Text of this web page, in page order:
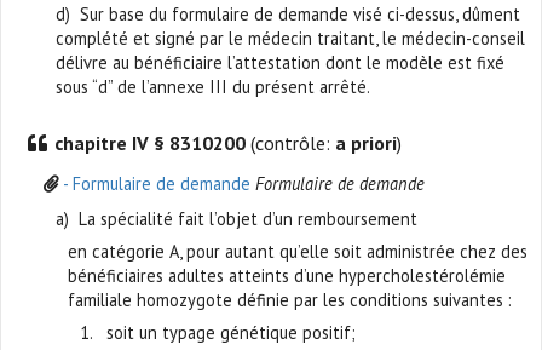
d) Sur base du formulaire de demande visé ci-dessus, dûment
complété et signé par le médecin traitant, le médecin-conseil
délivre au bénéficiaire l’attestation dont le modèle est fixé
sous “d” de l’annexe III du présent arrêté.
chapitre IV § 8310200 (contrôle: a priori)
- Formulaire de demande Formulaire de demande
a) La spécialité fait l’objet d’un remboursement
en catégorie A, pour autant qu’elle soit administrée chez des
bénéficiaires adultes atteints d’une hypercholestérolémie
familiale homozygote définie par les conditions suivantes :
1. soit un typage génétique positif;